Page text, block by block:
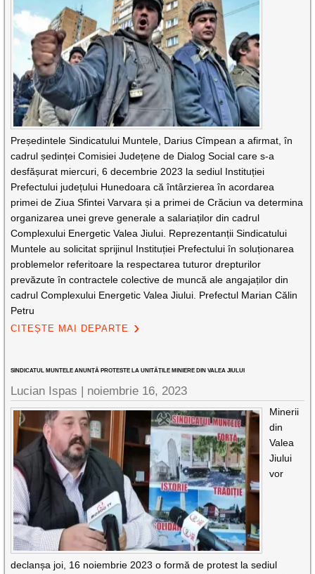
Președintele Sindicatului Muntele, Darius Cîmpean a afirmat, în
cadrul ședinței Comisiei Județene de Dialog Social care s-a
desfășurat miercuri, 6 decembrie 2023 la sediul Instituției
Prefectului județului Hunedoara că întârzierea în acordarea
primei de Ziua Sfintei Varvara și a primei de Crăciun va determina
organizarea unei greve generale a salariaților din cadrul
Complexului Energetic Valea Jiului. Reprezentanții Sindicatului
Muntele au solicitat sprijinul Instituției Prefectului în soluționarea
problemelor referitoare la respectarea tuturor drepturilor
prevăzute în contractele colective de muncă ale angajaților din
cadrul Complexului Energetic Valea Jiului. Prefectul Marian Călin
Petru
CITEȘTE MAI DEPARTE
SINDICATUL MUNTELE ANUNȚĂ PROTESTE LA UNITĂȚILE MINIERE DIN VALEA JIULUI
Lucian Ispas | noiembrie 16, 2023
Minerii
din
Valea
Jiului
vor
declanșa joi, 16 noiembrie 2023 o formă de protest la sediul